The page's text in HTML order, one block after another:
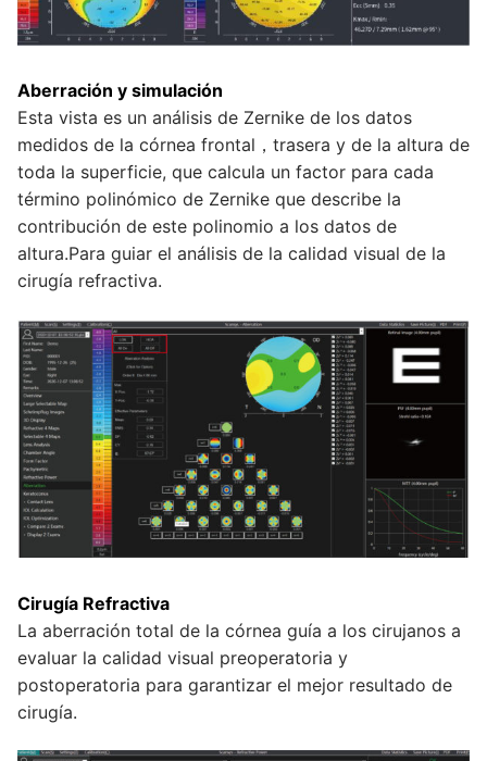
Aberración y simulación
Esta vista es un análisis de Zernike de los datos
medidos de la córnea frontal，trasera y de la altura de
toda la superficie, que calcula un factor para cada
término polinómico de Zernike que describe la
contribución de este polinomio a los datos de
altura.Para guiar el análisis de la calidad visual de la
cirugía refractiva.
Cirugía Refractiva
La aberración total de la córnea guía a los cirujanos a
evaluar la calidad visual preoperatoria y
postoperatoria para garantizar el mejor resultado de
cirugía.